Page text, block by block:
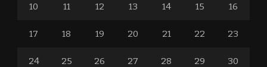
10 11 12 13 14 15 16
17 18 19 20 21 22 23
24 25 26 27 28 29 30